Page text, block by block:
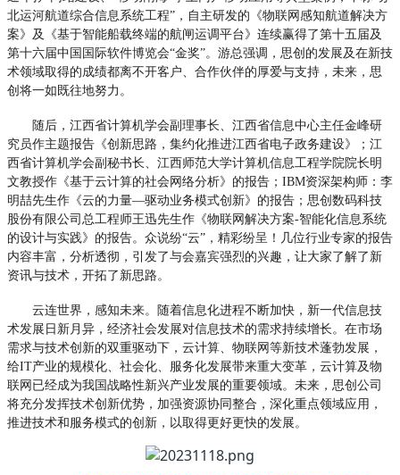
北运河航道综合信息系统工程”，自主研发的《物联网感知航道解决方
案》及《基于智能船载终端的航闸运调平台》连续赢得了第十五届及
第十六届中国国际软件博览会“金奖”。游总强调，思创的发展及在新技
术领域取得的成绩都离不开客户、合作伙伴的厚爱与支持，未来，思
创将一如既往地努力。
随后，江西省计算机学会副理事长、江西省信息中心主任金峰研
究员作主题报告《创新思路，集约化推进江西省电子政务建设》；江
西省计算机学会副秘书长、江西师范大学计算机信息工程学院院长明
文教授作《基于云计算的社会网络分析》的报告；IBM资深架构师：李
明喆先生作《云的力量—驱动业务模式创新》的报告；思创数码科技
股份有限公司总工程师王迅先生作《物联网解决方案-智能化信息系统
的设计与实践》的报告。众说纷“云”，精彩纷呈！几位行业专家的报告
内容丰富，分析透彻，引发了与会嘉宾强烈的兴趣，让大家了解了新
资讯与技术，开拓了新思路。
云连世界，感知未来。随着信息化进程不断加快，新一代信息技
术发展日新月异，经济社会发展对信息技术的需求持续增长。在市场
需求与技术创新的双重驱动下，云计算、物联网等新技术蓬勃发展，
给IT产业的规模化、社会化、服务化发展带来重大变革，云计算及物
联网已经成为我国战略性新兴产业发展的重要领域。未来，思创公司
将充分发挥技术创新优势，加强资源协同整合，深化重点领域应用，
推进技术和服务模式的创新，以取得更好更快的发展。